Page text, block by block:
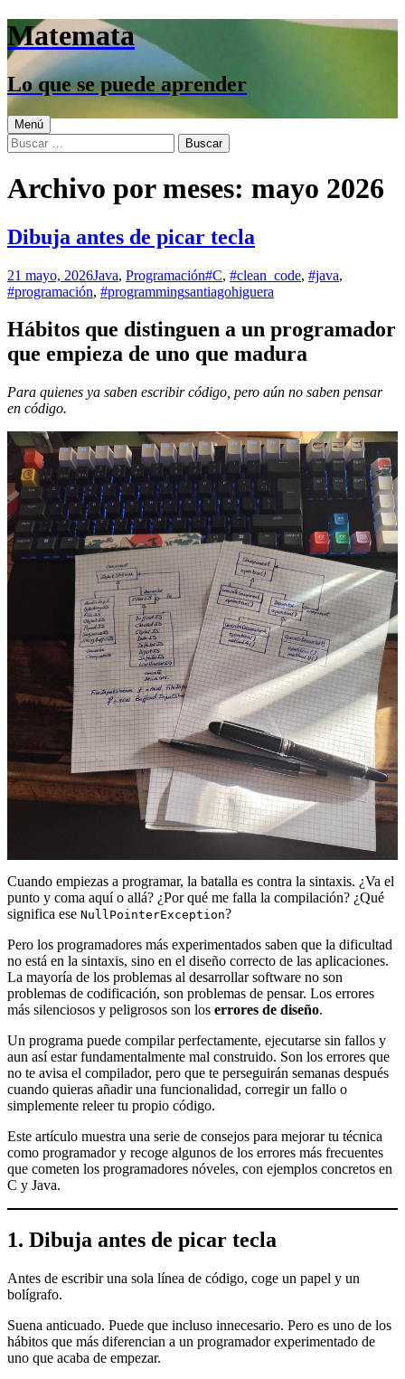
Saltar
al
contenido
Matemata
Lo que se puede aprender
Menú
Buscar:
Archivo por meses: mayo 2026
Dibuja antes de picar tecla
21 mayo, 2026Java, Programación#C, #clean_code, #java,
#programación, #programmingsantiagohiguera
Hábitos que distinguen a un programador
que empieza de uno que madura
Para quienes ya saben escribir código, pero aún no saben pensar
en código.
Cuando empiezas a programar, la batalla es contra la sintaxis. ¿Va el
punto y coma aquí o allá? ¿Por qué me falla la compilación? ¿Qué
significa ese NullPointerException?
Pero los programadores más experimentados saben que la dificultad
no está en la sintaxis, sino en el diseño correcto de las aplicaciones.
La mayoría de los problemas al desarrollar software no son
problemas de codificación, son problemas de pensar. Los errores
más silenciosos y peligrosos son los errores de diseño.
Un programa puede compilar perfectamente, ejecutarse sin fallos y
aun así estar fundamentalmente mal construido. Son los errores que
no te avisa el compilador, pero que te perseguirán semanas después
cuando quieras añadir una funcionalidad, corregir un fallo o
simplemente releer tu propio código.
Este artículo muestra una serie de consejos para mejorar tu técnica
como programador y recoge algunos de los errores más frecuentes
que cometen los programadores nóveles, con ejemplos concretos en
C y Java.
1. Dibuja antes de picar tecla
Antes de escribir una sola línea de código, coge un papel y un
bolígrafo.
Suena anticuado. Puede que incluso innecesario. Pero es uno de los
hábitos que más diferencian a un programador experimentado de
uno que acaba de empezar.